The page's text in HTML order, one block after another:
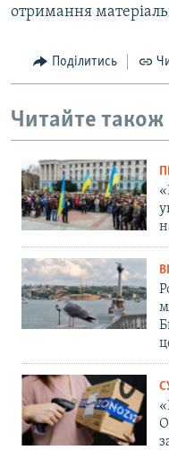
отримання
Поділитись
Читайте також